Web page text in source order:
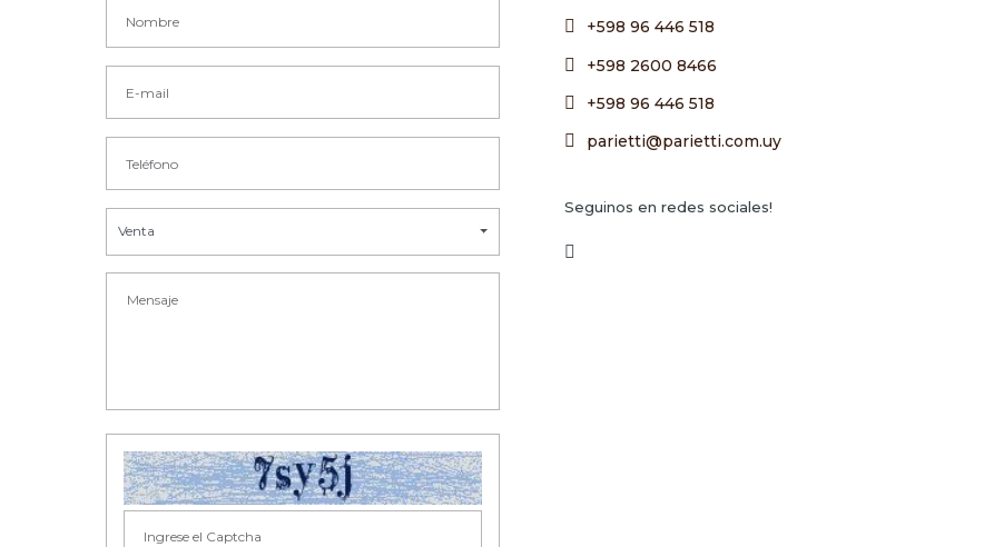
Venta
+598 96 446 518
+598 2600 8466
+598 96 446 518
parietti@parietti.com.uy
Seguinos en redes sociales!